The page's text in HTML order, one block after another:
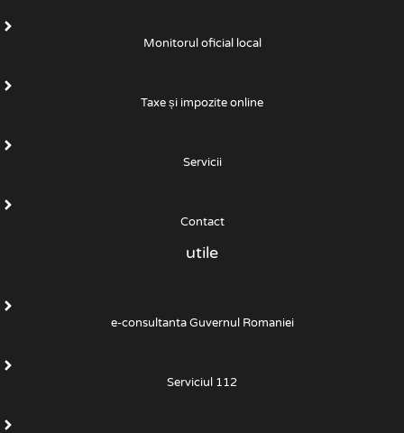
Monitorul oficial local
Taxe și impozite online
Servicii
Contact
utile
e-consultanta Guvernul Romaniei
Serviciul 112